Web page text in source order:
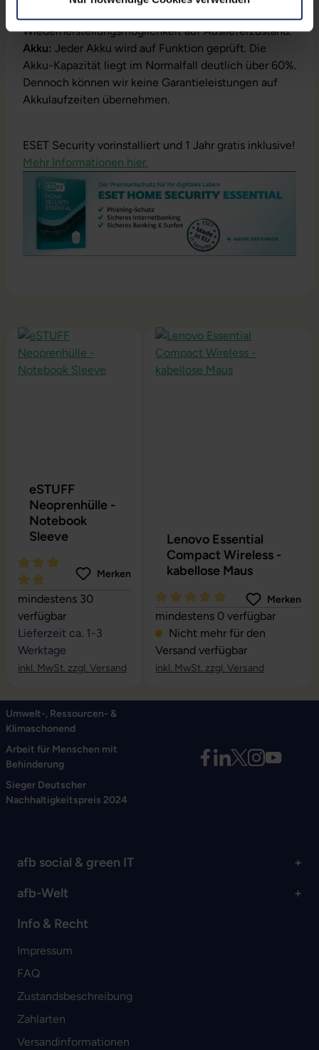
Wiederherstellungsmöglichkeit auf Auslieferzustand.
Akku: Jeder Akku wird auf Funktion geprüft. Die
Akku-Kapazität liegt im Normalfall deutlich über 60%.
Dennoch können wir keine Garantieleistungen auf
Akkulaufzeiten übernehmen.
ESET Security vorinstalliert und 1 Jahr gratis inklusive!
Mehr Informationen hier.
Produktgalerie überspringen
eSTUFF
Neoprenhülle -
Notebook
Sleeve
Durchschnittliche Bewertung von 5 von 5 Sternen
Merken
mindestens 30
verfügbar
Lieferzeit ca. 1-3
Werktage
inkl. MwSt. zzgl. Versand
Lenovo Essential
Compact Wireless -
kabellose Maus
Durchschnittliche Bewertung
Merken
mindestens 0 verfügbar
Nicht mehr für den
Versand verfügbar
inkl. MwSt. zzgl. Versand
Umwelt-, Ressourcen- &
Klimaschonend
Arbeit für Menschen mit
Behinderung
Sieger Deutscher
Nachhaltigkeitspreis 2024
afb social & green IT
afb-Welt
Info & Recht
Impressum
FAQ
Zustandsbeschreibung
Zahlarten
Versandinformationen